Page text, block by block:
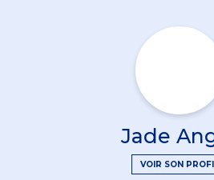
Jade
VOIR SON